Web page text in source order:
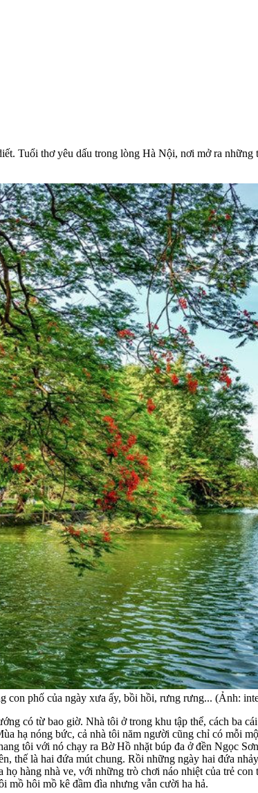
Tuổi thơ yêu dấu trong lòng Hà Nội, nơi mở ra
con phố của ngày xưa ấy, bồi hồi, rưng rưng... (Ảnh:
có từ bao giờ. Nhà tôi ở trong khu tập thể, cách ba
hạ nóng bức, cả nhà tôi năm người cũng chỉ có mỗi
tôi với nó chạy ra Bờ Hồ nhặt búp đa ở đền Ngọc
thế là hai đứa mút chung. Rồi những ngày hai đứa
hàng nhà ve, với những trò chơi náo nhiệt của trẻ
mồ hôi mồ kê đầm đìa nhưng vẫn cười ha hả.